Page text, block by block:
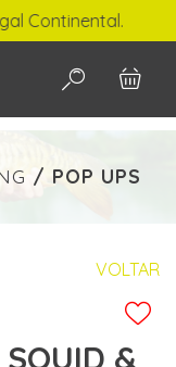
/ POP UPS
VOLTAR
SQUID &